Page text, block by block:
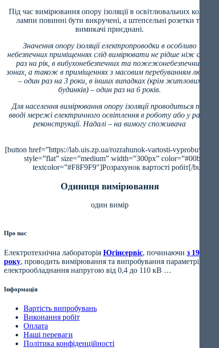
Під час вимірювання опору ізоляції в освітлювальних колах
лампи повинні бути викручені, а штепсельні розетки та
вимикачі приєднані.
Значення опору ізоляції електропроводки в особливо
небезпечних приміщеннях слід вимірювати не рідше ніж один
раз на рік, в вибухонебезпечних та пожежонебезпечних
зонах, а також в приміщеннях з масовим перебуванням людей
– один раз на 3 роки, в інших випадках (крім житлових
будинків) – один раз на 6 років.
Для населення вимірювання опору ізоляції проводиться при
вводі мережі електричного освітлення в роботу або у разі її
реконструкції. Надалі – на вимогу споживача
[button href=”https://lab.uis.zp.ua/rozrahunok-vartosti-vyprobuvan/”
style=”flat” size=”medium” width=”300px” color=”#00bc96″
textcolor=”#F8F9F9″]Розрахунок вартості робіт[/button]
Одиниця вимірювання
один вимір
Про нас
Електротехнічна лабораторія Югінсервіс, починаючи з 1994
року, проводить вимірювання та випробування параметрів
електрообладнання напругою від 0,4 до 110 кВ …
Інформація
Вартість випробувань
Виконання робіт
Оплата
Наші переваги
Політика конфіденційності